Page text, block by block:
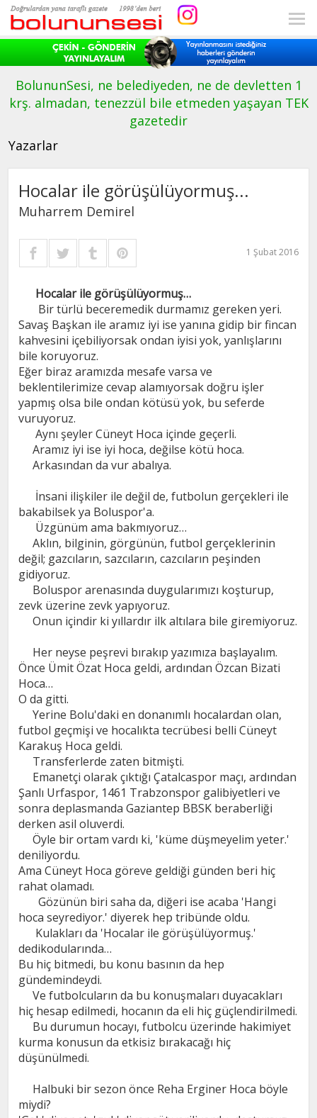
BolununSesi, ne belediyeden, ne de devletten 1
krş. almadan, tenezzül bile etmeden yaşayan TEK
gazetedir
Yazarlar
Hocalar ile görüşülüyormuş...
Muharrem Demirel
1 Şubat 2016
Hocalar ile görüşülüyormuş…
Bir türlü beceremedik durmamız gereken yeri.
Savaş Başkan ile aramız iyi ise yanına gidip bir fincan
kahvesini içebiliyorsak ondan iyisi yok, yanlışlarını
bile koruyoruz.
Eğer biraz aramızda mesafe varsa ve
beklentilerimize cevap alamıyorsak doğru işler
yapmış olsa bile ondan kötüsü yok, bu seferde
vuruyoruz.
Aynı şeyler Cüneyt Hoca içinde geçerli.
Aramız iyi ise iyi hoca, değilse kötü hoca.
Arkasından da vur abalıya.
İnsani ilişkiler ile değil de, futbolun gerçekleri ile
bakabilsek ya Boluspor'a.
Üzgünüm ama bakmıyoruz…
Aklın, bilginin, görgünün, futbol gerçeklerinin
değil; gazcıların, sazcıların, cazcıların peşinden
gidiyoruz.
Boluspor arenasında duygularımızı koşturup,
zevk üzerine zevk yapıyoruz.
Onun içindir ki yıllardır ilk altılara bile giremiyoruz.
Her neyse peşrevi bırakıp yazımıza başlayalım.
Önce Ümit Özat Hoca geldi, ardından Özcan Bizati
Hoca…
O da gitti.
Yerine Bolu'daki en donanımlı hocalardan olan,
futbol geçmişi ve hocalıkta tecrübesi belli Cüneyt
Karakuş Hoca geldi.
Transferlerde zaten bitmişti.
Emanetçi olarak çıktığı Çatalcaspor maçı, ardından
Şanlı Urfaspor, 1461 Trabzonspor galibiyetleri ve
sonra deplasmanda Gaziantep BBSK beraberliği
derken asil oluverdi.
Öyle bir ortam vardı ki, 'küme düşmeyelim yeter.'
deniliyordu.
Ama Cüneyt Hoca göreve geldiği günden beri hiç
rahat olamadı.
Gözünün biri saha da, diğeri ise acaba 'Hangi
hoca seyrediyor.' diyerek hep tribünde oldu.
Kulakları da 'Hocalar ile görüşülüyormuş.'
dedikodularında…
Bu hiç bitmedi, bu konu basının da hep
gündemindeydi.
Ve futbolcuların da bu konuşmaları duyacakları
hiç hesap edilmedi, hocanın da eli hiç güçlendirilmedi.
Bu durumun hocayı, futbolcu üzerinde hakimiyet
kurma konusun da etkisiz bırakacağı hiç
düşünülmedi.
Halbuki bir sezon önce Reha Erginer Hoca böyle
miydi?